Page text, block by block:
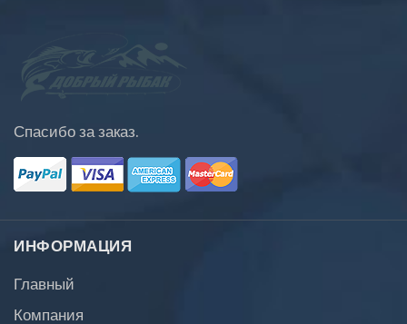
Спасибо за заказ.
ИНФОРМАЦИЯ
Главный
Компания